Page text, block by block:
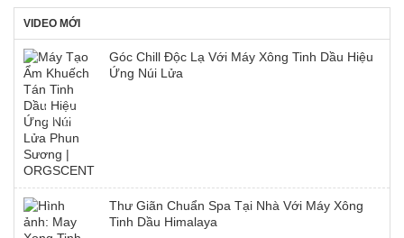
VIDEO MỚI
Góc Chill Độc Lạ Với Máy Xông Tinh Dầu Hiệu
Ứng Núi Lửa
Thư Giãn Chuẩn Spa Tại Nhà Với Máy Xông
Tinh Dầu Himalaya